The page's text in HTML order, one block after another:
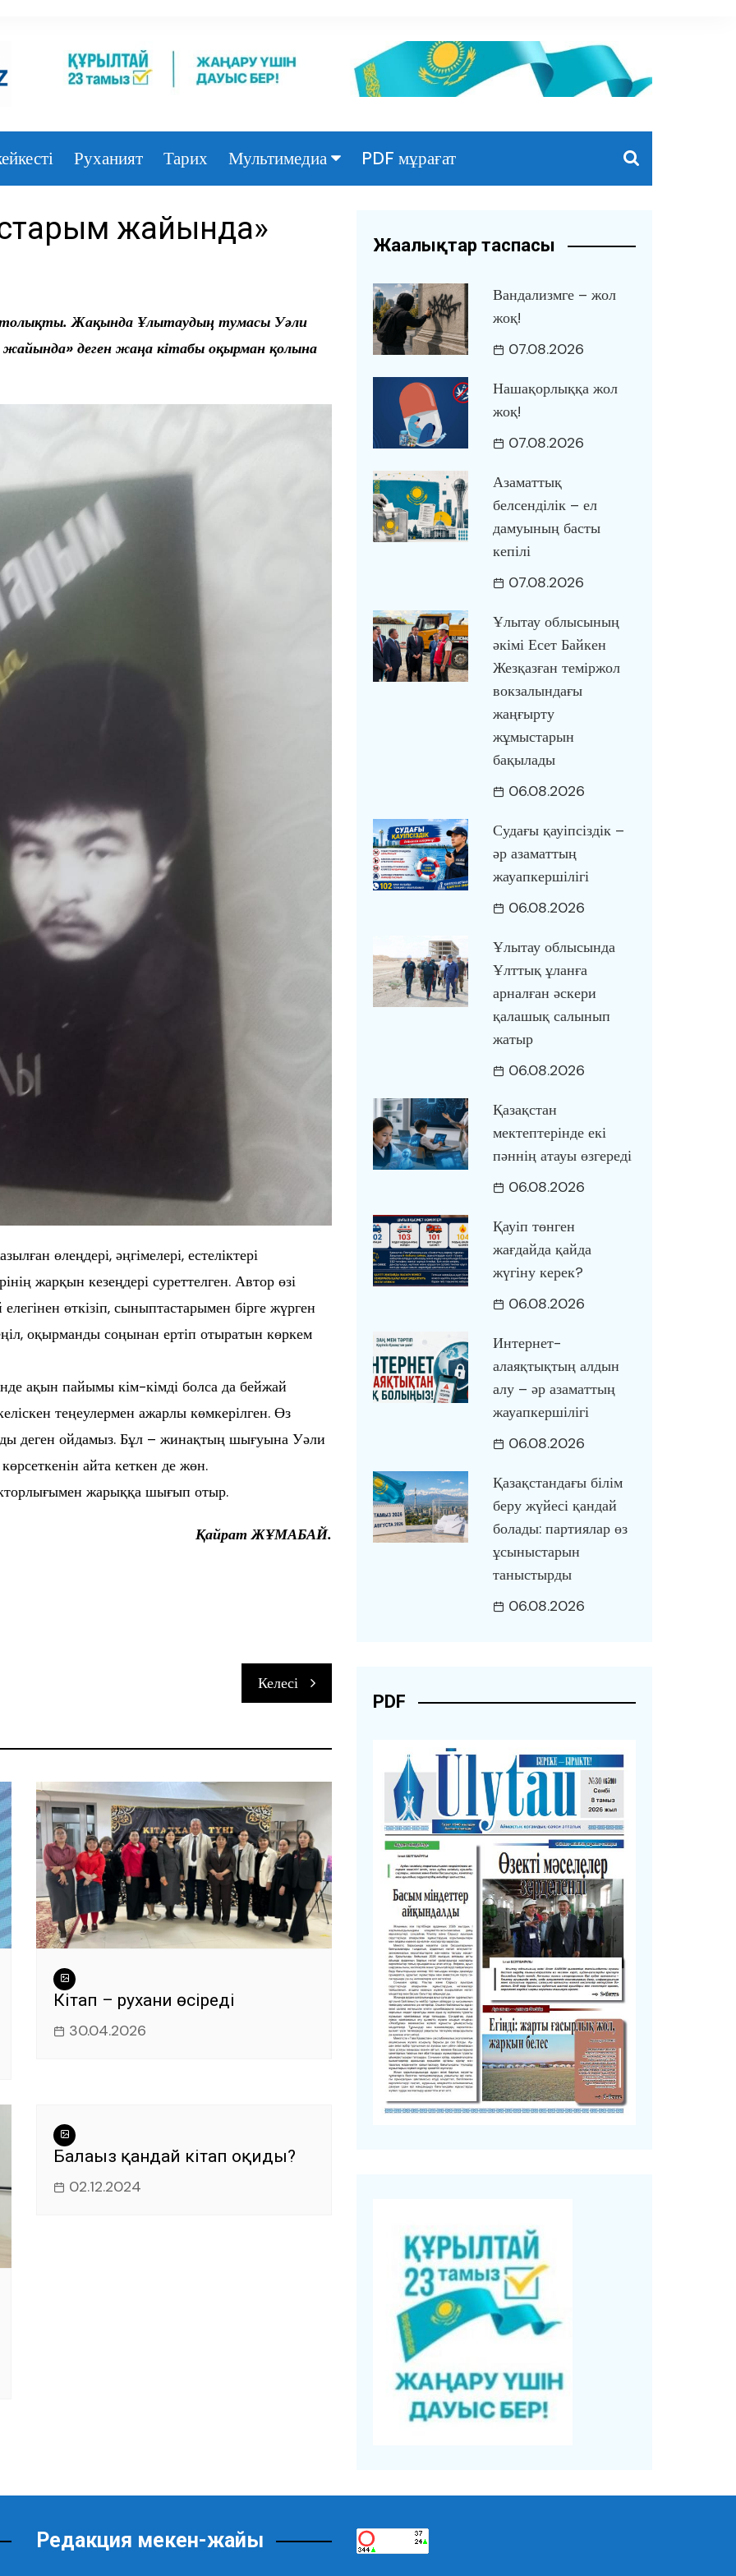
Руханият Тарих Мультимедиа
Видео
PDF мұрағат
жайында»
Жақында Ұлытаудың тумасы Уәли
деген жаңа кітабы оқырман қолына
өлеңдері, әңгімелері, естеліктері
жарқын кезеңдері суреттелген. Автор өзі
өткізіп, сыныптастарымен бірге жүрген
оқырманды соңынан ертіп отыратын көркем
ақын пайымы кім-кімді болса да бейжай
теңеулермен ажарлы көмкерілген. Өз
деген ойдамыз. Бұл – жинақтың шығуына Уәли
айта кеткен де жөн.
жарыққа шығып отыр.
Қайрат ЖҰМАБАЙ.
Келесі
Кітап – рухани өсіреді
30.04.2026
Балаңыз қандай кітап оқиды?
02.12.2024
Жаңалықтар таспасы
Вандализмге – жол
жоқ!
07.08.2026
Нашақорлыққа жол
жоқ!
07.08.2026
Азаматтық
белсенділік – ел
дамуының басты
кепілі
07.08.2026
Ұлытау облысының
әкімі Есет Байкен
Жезқазған теміржол
вокзалындағы
жаңғырту
жұмыстарын
бақылады
06.08.2026
Судағы қауіпсіздік –
әр азаматтың
жауапкершілігі
06.08.2026
Ұлытау облысында
Ұлттық ұланға
арналған әскери
қалашық салынып
жатыр
06.08.2026
Қазақстан
мектептерінде екі
пәннің атауы өзгереді
06.08.2026
Қауіп төнген
жағдайда қайда
жүгіну керек?
06.08.2026
Интернет-
алаяқтықтың алдын
алу – әр азаматтың
жауапкершілігі
06.08.2026
Қазақстандағы білім
беру жүйесі қандай
болады: партиялар өз
ұсыныстарын
таныстырды
06.08.2026
PDF
Редакция мекен-жайы